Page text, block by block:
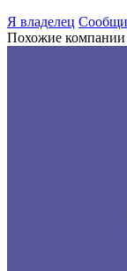
Я владелец
Похожие компании